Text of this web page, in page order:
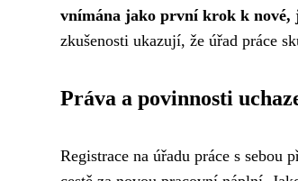
vnímána jako první krok k nové,
zkušenosti ukazují, že úřad práce
Práva a povinnosti
Registrace na úřadu práce s sebou